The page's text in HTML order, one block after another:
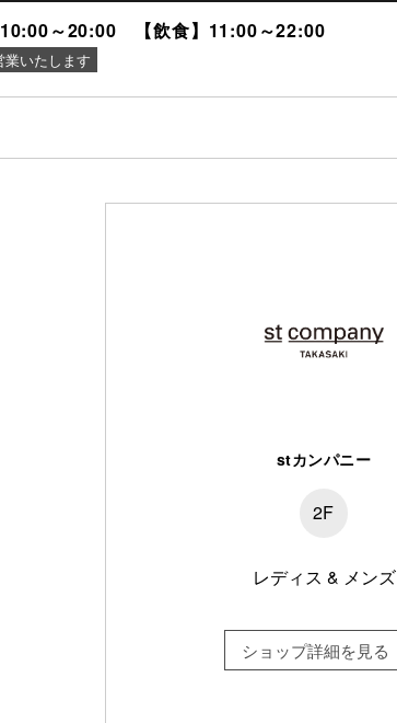
10:00～20:00 【飲食】11:00～22:00
いたします
stカンパニー
2F
レディス & メンズ
ショップ詳細を見る